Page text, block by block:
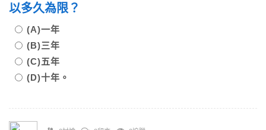
以多久為限？
(A)一年
(B)三年
(C)五年
(D)十年。